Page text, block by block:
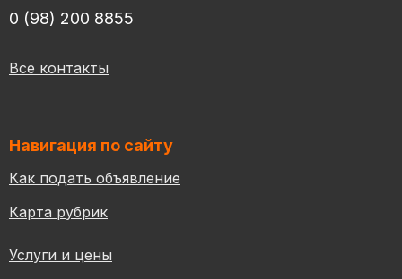
0 (98) 200 8855
Все контакты
Навигация по сайту
Как подать объявление
Карта рубрик
Услуги и цены